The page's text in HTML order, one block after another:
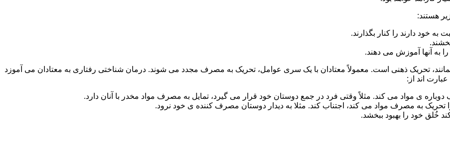
هستند:
خود دارند را کنار بگذارند.
را به آنها آموزش می دهند.
تحریک ذهنی است. معمولاً معتادان با یک سری عوامل، تحریک به مصرف مجدد می شوند. درمان شناختی رفتاری به معتادان می آموزد
اند از:
ی مواد می کند. مثلاً وقتی فرد در جمع دوستان خود قرار می گیرد، تمایل به مصرف مواد مخدر با آنان دارد.
تحریک به مصرف مواد می کند، اجتناب کند. مثلا به دیدار دوستان مصرف کننده ی خود نرود.
خُلق خود را بهبود ببخشد.